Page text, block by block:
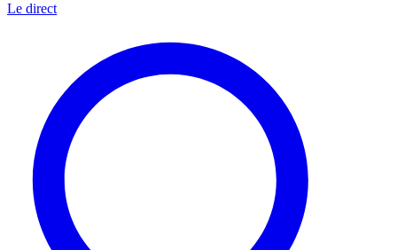
Le direct